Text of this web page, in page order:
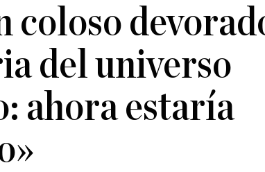
coloso
del universo
ahora estaría